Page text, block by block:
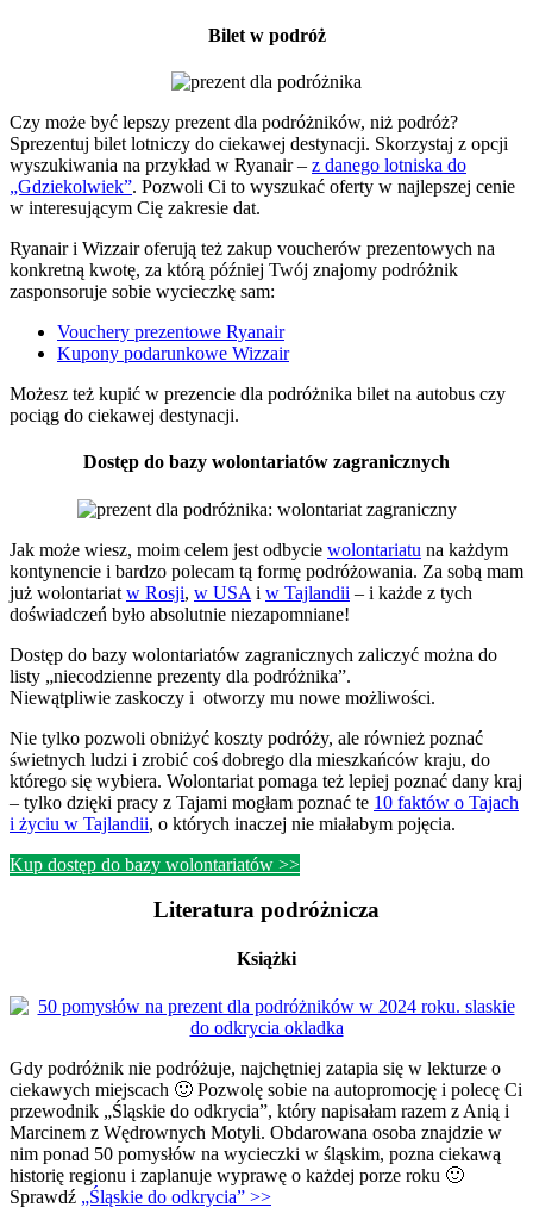
Bilet w podróż
Czy może być lepszy prezent dla podróżników, niż podróż?
Sprezentuj bilet lotniczy do ciekawej destynacji. Skorzystaj z opcji
wyszukiwania na przykład w Ryanair – z danego lotniska do
„Gdziekolwiek”. Pozwoli Ci to wyszukać oferty w najlepszej cenie
w interesującym Cię zakresie dat.
Ryanair i Wizzair oferują też zakup voucherów prezentowych na
konkretną kwotę, za którą później Twój znajomy podróżnik
zasponsoruje sobie wycieczkę sam:
Vouchery prezentowe Ryanair
Kupony podarunkowe Wizzair
Możesz też kupić w prezencie dla podróżnika bilet na autobus czy
pociąg do ciekawej destynacji.
Dostęp do bazy wolontariatów zagranicznych
Jak może wiesz, moim celem jest odbycie wolontariatu na każdym
kontynencie i bardzo polecam tą formę podróżowania. Za sobą mam
już wolontariat w Rosji, w USA i w Tajlandii – i każde z tych
doświadczeń było absolutnie niezapomniane!
Dostęp do bazy wolontariatów zagranicznych zaliczyć można do
listy „niecodzienne prezenty dla podróżnika”.
Niewątpliwie zaskoczy i otworzy mu nowe możliwości.
Nie tylko pozwoli obniżyć koszty podróży, ale również poznać
świetnych ludzi i zrobić coś dobrego dla mieszkańców kraju, do
którego się wybiera. Wolontariat pomaga też lepiej poznać dany kraj
– tylko dzięki pracy z Tajami mogłam poznać te 10 faktów o Tajach
i życiu w Tajlandii, o których inaczej nie miałabym pojęcia.
Kup dostęp do bazy wolontariatów >>
Literatura podróżnicza
Książki
Gdy podróżnik nie podróżuje, najchętniej zatapia się w lekturze o
ciekawych miejscach 🙂 Pozwolę sobie na autopromocję i polecę Ci
przewodnik „Śląskie do odkrycia”, który napisałam razem z Anią i
Marcinem z Wędrownych Motyli. Obdarowana osoba znajdzie w
nim ponad 50 pomysłów na wycieczki w śląskim, pozna ciekawą
historię regionu i zaplanuje wyprawę o każdej porze roku 🙂
Sprawdź „Śląskie do odkrycia” >>